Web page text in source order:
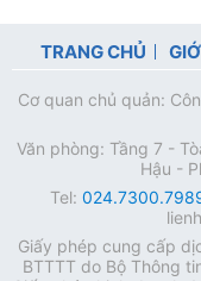
TRANG CHỦ
Cơ quan chủ quản:
Văn phòng: Tầng 7 -
Hậu -
Tel:
Giấy phép cung cấp
BTTTT do Bộ Thông